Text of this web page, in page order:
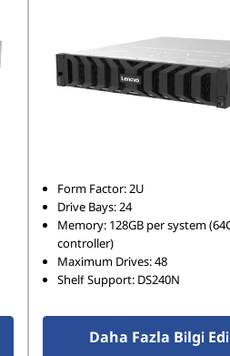
Form Factor: 2U
Drive Bays: 24
Memory: 128GB per system
controller)
Maximum Drives: 48
Shelf Support: DS240N
Daha Fazla Bilgi